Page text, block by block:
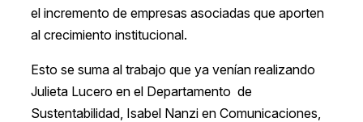
el incremento de empresas asociadas que aporten
al crecimiento institucional.
Esto se suma al trabajo que ya venían realizando
Julieta Lucero en el Departamento de
Sustentabilidad, Isabel Nanzi en Comunicaciones,